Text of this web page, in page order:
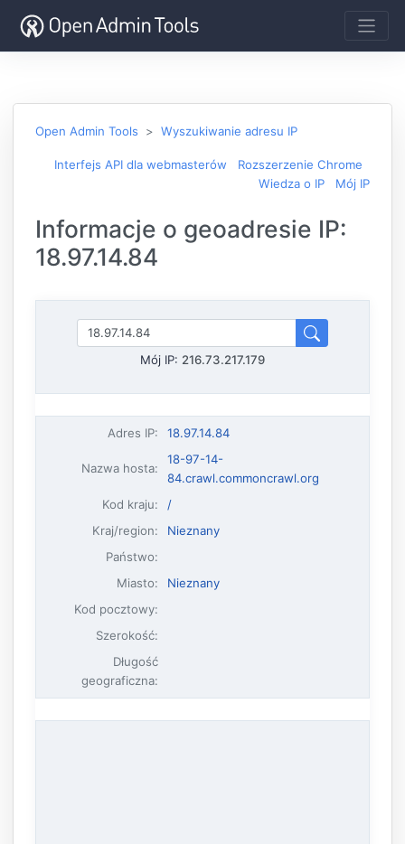
Open Admin Tools Wyszukiwanie adresu IP
Interfejs API dla webmasterów
Rozszerzenie Chrome
Wiedza o IP
Mój IP
Informacje o geoadresie IP:
18.97.14.84
Mój IP: 216.73.217.179
Adres IP: 18.97.14.84
Nazwa hosta:
18-97-14-
84.crawl.commoncrawl.org
Kod kraju:
/
Kraj/region:
Nieznany
Państwo:
Miasto:
Nieznany
Kod pocztowy:
Szerokość:
Długość
geograficzna: